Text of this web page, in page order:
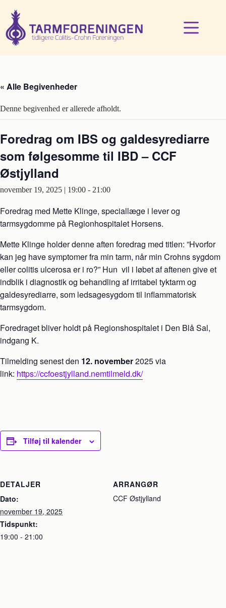
indhold
« Alle Begivenheder
Denne begivenhed er allerede afholdt.
Foredrag om IBS og galdesyrediarre
som følgesomme til IBD – CCF
Østjylland
november 19, 2025 | 19:00 - 21:00
Foredrag med Mette Klinge, speciallæge i lever og
tarmsygdomme på Regionhospitalet Horsens.
Mette Klinge holder denne aften foredrag med titlen: ”Hvorfor
kan jeg have symptomer fra min tarm, når min Crohns sygdom
eller colitis ulcerosa er i ro?” Hun vil i løbet af aftenen give et
indblik i diagnostik og behandling af irritabel tyktarm og
galdesyrediarre, som ledsagesygdom til inflammatorisk
tarmsygdom.
Foredraget bliver holdt på Regionshospitalet i Den Blå Sal,
indgang K.
Tilmelding senest den 12. november2025 via
link: https://ccfoestjylland.nemtilmeld.dk/
Tilføj til kalender
DETALJER
Dato:
november 19, 2025
Tidspunkt:
19:00 - 21:00
ARRANGØR
CCF Østjylland